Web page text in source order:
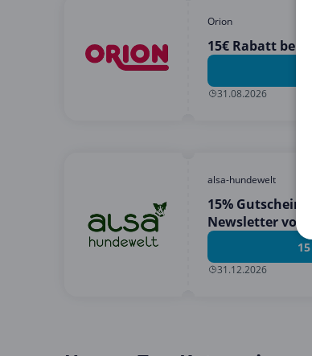
Orion
15€ Rabatt bei
31.08.2026
alsa-hundewelt
15% Gutschein
Newsletter von
31.12.2026